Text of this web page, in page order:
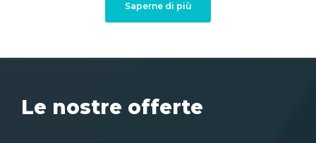
Saperne di più
Le nostre offerte